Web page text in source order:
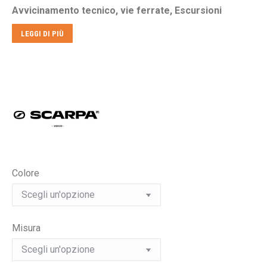
era:
€219,00.
è:
Avvicinamento tecnico, vie ferrate, Escursioni
LEGGI DI PIÙ
Colore
Misura